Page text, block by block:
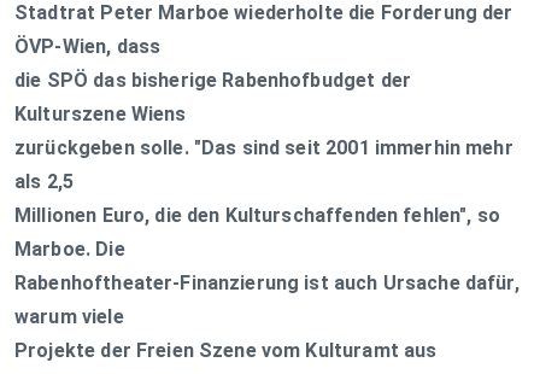
Stadtrat Peter Marboe wiederholte die Forderung der
ÖVP-Wien, dass
die SPÖ das bisherige Rabenhofbudget der
Kulturszene Wiens
zurückgeben solle. "Das sind seit 2001 immerhin mehr
als 2,5
Millionen Euro, die den Kulturschaffenden fehlen", so
Marboe. Die
Rabenhoftheater-Finanzierung ist auch Ursache dafür,
warum viele
Projekte der Freien Szene vom Kulturamt aus